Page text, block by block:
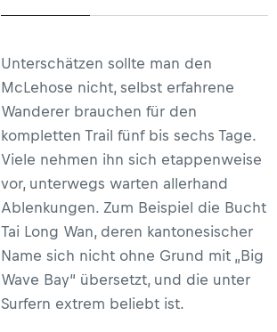
Unterschätzen sollte man den
McLehose nicht, selbst erfahrene
Wanderer brauchen für den
kompletten Trail fünf bis sechs Tage.
Viele nehmen ihn sich etappenweise
vor, unterwegs warten allerhand
Ablenkungen. Zum Beispiel die Bucht
Tai Long Wan, deren kantonesischer
Name sich nicht ohne Grund mit „Big
Wave Bay“ übersetzt, und die unter
Surfern extrem beliebt ist.